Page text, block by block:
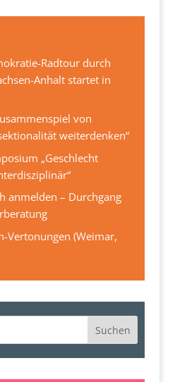
Radtour durch
Anhalt startet in
von
weiterdenken“
„Geschlecht
anmelden – Durchgang
Vertonungen (Weimar,